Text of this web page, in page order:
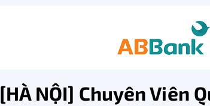
[HÀ NỘI] Chuyên Viên